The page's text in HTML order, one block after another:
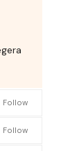
Follow
Follow